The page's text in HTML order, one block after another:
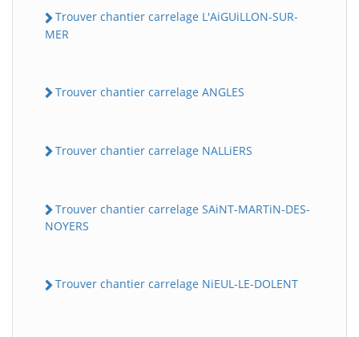
Trouver chantier carrelage L'AiGUiLLON-SUR-
MER
Trouver chantier carrelage ANGLES
Trouver chantier carrelage NALLiERS
Trouver chantier carrelage SAiNT-MARTiN-DES-
NOYERS
Trouver chantier carrelage NiEUL-LE-DOLENT